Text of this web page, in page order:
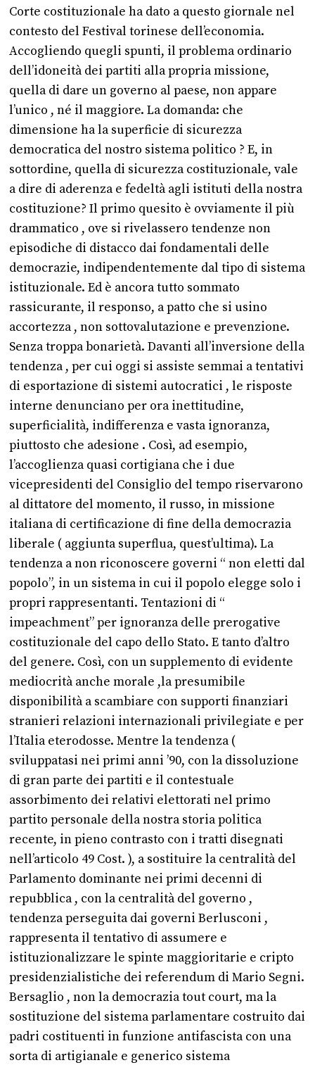
Corte costituzionale ha dato a questo giornale nel
contesto del Festival torinese dell’economia.
Accogliendo quegli spunti, il problema ordinario
dell’idoneità dei partiti alla propria missione,
quella di dare un governo al paese, non appare
l’unico , né il maggiore. La domanda: che
dimensione ha la superficie di sicurezza
democratica del nostro sistema politico ? E, in
sottordine, quella di sicurezza costituzionale, vale
a dire di aderenza e fedeltà agli istituti della nostra
costituzione? Il primo quesito è ovviamente il più
drammatico , ove si rivelassero tendenze non
episodiche di distacco dai fondamentali delle
democrazie, indipendentemente dal tipo di sistema
istituzionale. Ed è ancora tutto sommato
rassicurante, il responso, a patto che si usino
accortezza , non sottovalutazione e prevenzione.
Senza troppa bonarietà. Davanti all’inversione della
tendenza , per cui oggi si assiste semmai a tentativi
di esportazione di sistemi autocratici , le risposte
interne denunciano per ora inettitudine,
superficialità, indifferenza e vasta ignoranza,
piuttosto che adesione . Così, ad esempio,
l’accoglienza quasi cortigiana che i due
vicepresidenti del Consiglio del tempo riservarono
al dittatore del momento, il russo, in missione
italiana di certificazione di fine della democrazia
liberale ( aggiunta superflua, quest’ultima). La
tendenza a non riconoscere governi “ non eletti dal
popolo”, in un sistema in cui il popolo elegge solo i
propri rappresentanti. Tentazioni di “
impeachment” per ignoranza delle prerogative
costituzionale del capo dello Stato. E tanto d’altro
del genere. Così, con un supplemento di evidente
mediocrità anche morale ,la presumibile
disponibilità a scambiare con supporti finanziari
stranieri relazioni internazionali privilegiate e per
l’Italia eterodosse. Mentre la tendenza (
sviluppatasi nei primi anni ’90, con la dissoluzione
di gran parte dei partiti e il contestuale
assorbimento dei relativi elettorati nel primo
partito personale della nostra storia politica
recente, in pieno contrasto con i tratti disegnati
nell’articolo 49 Cost. ), a sostituire la centralità del
Parlamento dominante nei primi decenni di
repubblica , con la centralità del governo ,
tendenza perseguita dai governi Berlusconi ,
rappresenta il tentativo di assumere e
istituzionalizzare le spinte maggioritarie e cripto
presidenzialistiche dei referendum di Mario Segni.
Bersaglio , non la democrazia tout court, ma la
sostituzione del sistema parlamentare costruito dai
padri costituenti in funzione antifascista con una
sorta di artigianale e generico sistema